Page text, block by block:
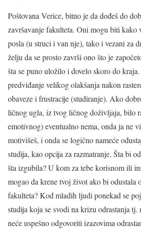
Poštovana Verice, bitno je da dođeš do
završavanje fakulteta. Oni mogu biti kako
posla (u struci i van nje), tako i vezani za
želju da se prosto završi ono što je
šta se puno uložilo i dovelo skoro do
predviđanje velikog olakšanja nakon
obaveze i frustracije (studiranje). Ako
ličnog ugla, iz tvog ličnog doživljaja, bilo
emotivnog) eventualno nema, onda ja ne
motivišeš, i onda se logično nameće
studija, kao opcija za razmatranje. Šta bi
šta izgubila? U kom za tebe korisnom ili
mogao da krene tvoj život ako bi odustala
fakulteta? Kod mladih ljudi ponekad se
studija koja se svodi na krizu odrastanja tj.
neće uspešno odgovoriti izazovima